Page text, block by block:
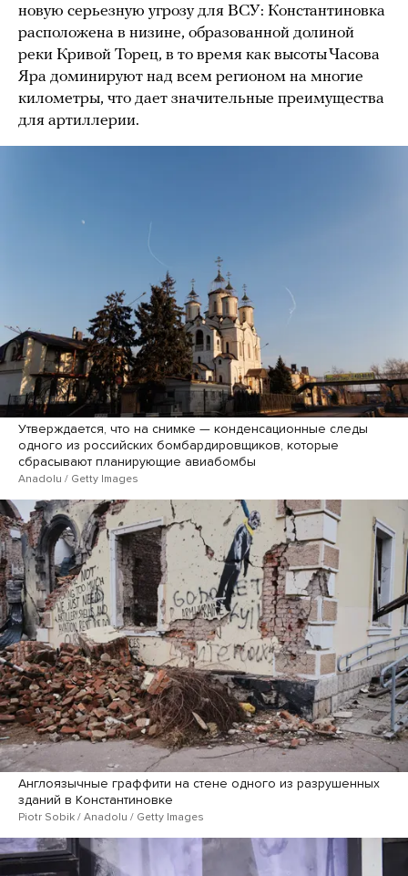
новую серьезную угрозу для ВСУ: Константиновка
расположена в низине, образованной долиной
реки Кривой Торец, в то время как высоты Часова
Яра доминируют над всем регионом на многие
километры, что дает значительные преимущества
для артиллерии.
Утверждается, что на снимке — конденсационные следы
одного из российских бомбардировщиков, которые
сбрасывают планирующие авиабомбы
Anadolu / Getty Images
Англоязычные граффити на стене одного из разрушенных
зданий в Константиновке
Piotr Sobik / Anadolu / Getty Images